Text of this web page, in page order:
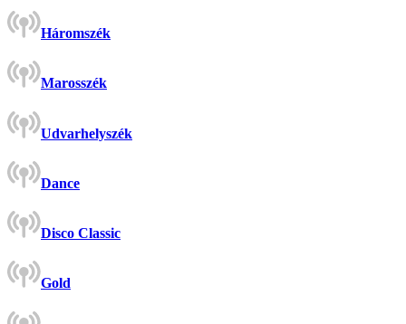
Háromszék
Marosszék
Udvarhelyszék
Dance
Disco Classic
Gold